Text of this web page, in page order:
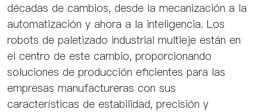
décadas de cambios, desde la mecanización a la
automatización y ahora a la inteligencia. Los
robots de paletizado industrial multieje están en
el centro de este cambio, proporcionando
soluciones de producción eficientes para las
empresas manufactureras con sus
características de estabilidad, precisión y